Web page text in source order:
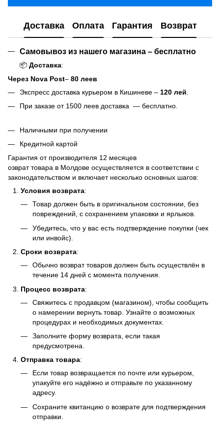
Доставка Оплата Гарантия Возврат
Самовывоз из нашего магазина – бесплатно
📦 Доставка:
Через Nova Post– 80 леев
Экспресс доставка курьером в Кишиневе – 120 лей
При заказе от 1500 леев доставка — бесплатно.
Наличными при получении
Кредитной картой
Гарантия от производителя 12 месяцев
озврат товара в Молдове осуществляется в соответствии с
законодательством и включает несколько основных шагов:
Условия возврата:
Товар должен быть в оригинальном состоянии, без
повреждений, с сохранением упаковки и ярлыков.
Убедитесь, что у вас есть подтверждение покупки (чек
или инвойс).
Сроки возврата:
Обычно возврат товаров должен быть осуществлён в
течение 14 дней с момента получения.
Процесс возврата:
Свяжитесь с продавцом (магазином), чтобы сообщить
о намерении вернуть товар. Узнайте о возможных
процедурах и необходимых документах.
Заполните форму возврата, если такая
предусмотрена.
Отправка товара:
Если товар возвращается по почте или курьером,
упакуйте его надёжно и отправьте по указанному
адресу.
Сохраните квитанцию о возврате для подтверждения
отправки.